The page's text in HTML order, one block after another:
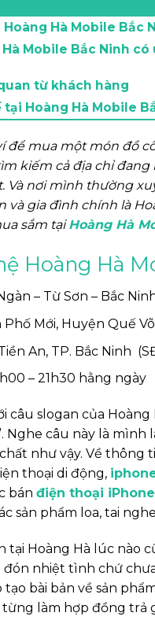
Hà Mobile Bắc
Mobile Bắc Ninh có
từ khách hàng
Hoàng Hà Mobile
để mua một món đồ
kiếm cả địa chỉ
Và nơi mình thường
và gia đình chính là
sắm tạiHoàng Hà
Hoàng Hà
– Từ Sơn – Bắc
Phố Mới, Huyện Quế
An, TP. Bắc Ninh
– 21h30 hằng ngày
câu slogan của
Nghe câu này là
như vậy. Về thông
thoại di động,
bán điện thoại iPhone
sản phẩm loa, tai
tại Hoàng Hà lúc nào
nhiệt tình chứ
tạo bài bản về sản
làm hợp đồng trả